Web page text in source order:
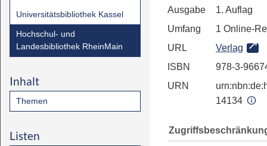
Universitätsbibliothek Kassel
Hochschul- und
Landesbibliothek RheinMain
Inhalt
Themen
Listen
Ausgabe
1. Auflag
Umfang
1 Online-
URL
Verlag
ISBN
978-3-
URN
14134